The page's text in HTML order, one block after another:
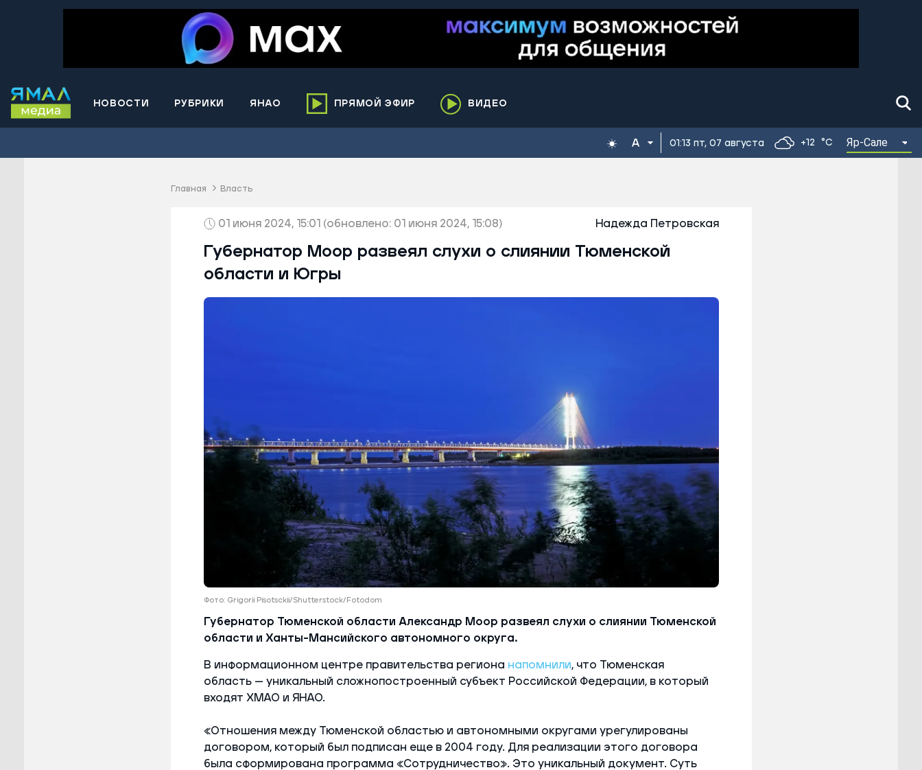
НОВОСТИ РУБРИКИ ЯНАО
Муравленко
Новый Уренгой
ПРЯМОЙ ЭФИР ВИДЕО
01:13 пт, 07 августа +12 °C Яр-Сале
Главная Власть
01 июня 2024, 15:01 (обновлено: 01 июня 2024, 15:08) Надежда Петровская
Губернатор Моор развеял слухи о слиянии Тюменской
области и Югры
Фото: Grigorii Pisotsckii/Shutterstock/Fotodom
Губернатор Тюменской области Александр Моор развеял слухи о слиянии Тюменской
области и Ханты-Мансийского автономного округа.
В информационном центре правительства региона напомнили, что Тюменская
область — уникальный сложнопостроенный субъект Российской Федерации, в который
входят ХМАО и ЯНАО.
«Отношения между Тюменской областью и автономными округами урегулированы
договором, который был подписан еще в 2004 году. Для реализации этого договора
была сформирована программа «Сотрудничество». Это уникальный документ. Суть